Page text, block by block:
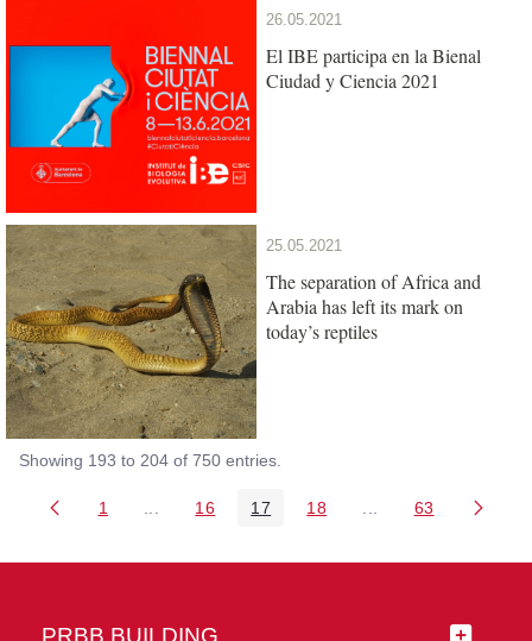
26.05.2021
El IBE participa en la Bienal
Ciudad y Ciencia 2021
25.05.2021
The separation of Africa and
Arabia has left its mark on
today’s reptiles
Showing 193 to 204 of 750 entries.
Page
1 Intermediate Pages Use TAB to navigate.
Page
16 Page
17 Page
18 Intermediate Pages
Page
63
PRBB BUILDING